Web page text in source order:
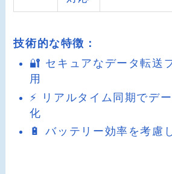
技術的な特徴：
🔐 セキュアなデータ転送
用
⚡ リアルタイム同期でデ
化
🔋 バッテリー効率を考慮